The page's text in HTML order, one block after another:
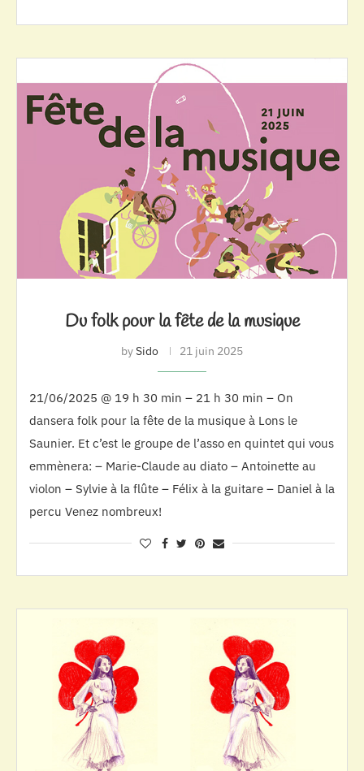
Du folk pour la fête de la musique
bySido 21 juin 2025
21/06/2025 @ 19 h 30 min – 21 h 30 min – On
dansera folk pour la fête de la musique à Lons le
Saunier. Et c’est le groupe de l’asso en quintet qui vous
emmènera: – Marie-Claude au diato – Antoinette au
violon – Sylvie à la flûte – Félix à la guitare – Daniel à la
percu Venez nombreux!